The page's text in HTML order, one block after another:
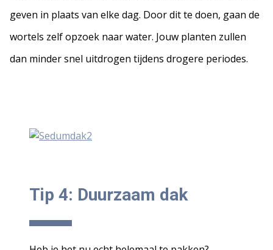
geven in plaats van elke dag. Door dit te doen, gaan de
wortels zelf opzoek naar water. Jouw planten zullen
dan minder snel uitdrogen tijdens drogere periodes.
Tip 4: Duurzaam dak